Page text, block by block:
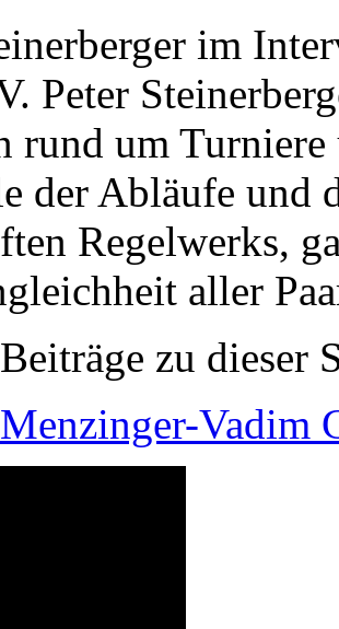
im
Peter
rund um
der Abläufe und
Regelwerks,
aller
zu dieser
Vadim